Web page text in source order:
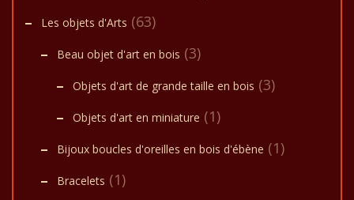
Les objets d'Arts (63)
Beau objet d'art en bois (3)
Objets d'art de grande taille en bois (3)
Objets d'art en miniature (1)
Bijoux boucles d'oreilles en bois d'ébène (1)
Bracelets (1)